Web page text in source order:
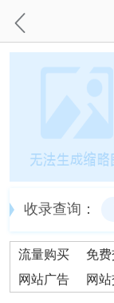
收录查询：
流量购买 免
网站广告
网